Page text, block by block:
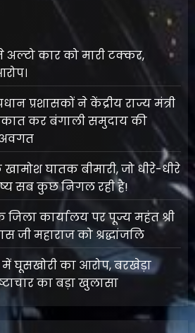
कार को मारी टक्कर,
प्रशासकों ने केंद्रीय राज्य मंत्री
कर बंगाली समुदाय की
घातक बीमारी, जो धीरे-धीरे
सब कुछ निगल रही है!
जिला कार्यालय पर पूज्य महंत श्री
जी महाराज को श्रद्धांजलि
घूसखोरी का आरोप, बरखेड़ा
का बड़ा खुलासा